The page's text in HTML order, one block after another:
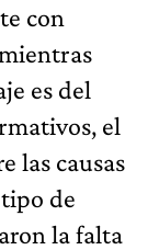
con
es del
el
las causas
de
la falta